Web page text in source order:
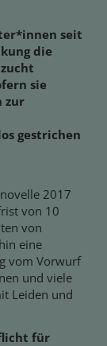
seit
die
sie
zur
gestrichen
2017
von 10
von
eine
vom Vorwurf
und viele
Leiden und
für